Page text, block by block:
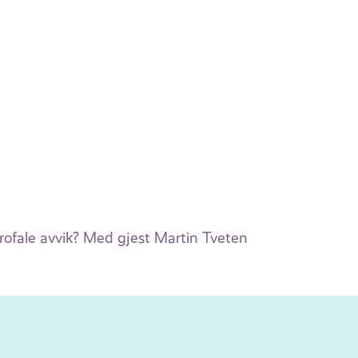
avvik? Med gjest Martin Tveten